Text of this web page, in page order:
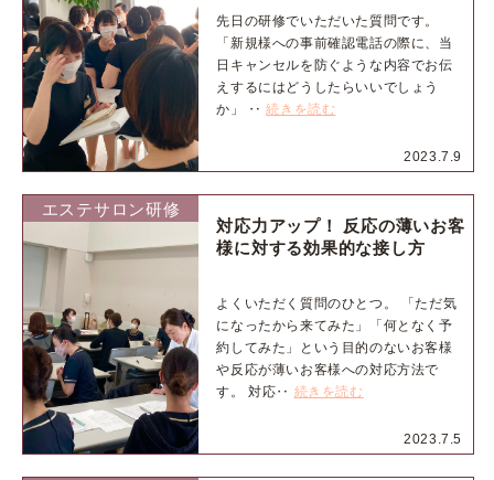
2023.7.9
先日の研修でいただいた質問です。
「新規様への事前確認電話の際に、当
日キャンセルを防ぐような内容でお伝
えするにはどうしたらいいでしょう
か」 ‥続きを読む
エステサロン研修
2023.7.5
対応力アップ！ 反応の薄いお客
様に対する効果的な接し方
よくいただく質問のひとつ。 「ただ気
になったから来てみた」「何となく予
約してみた」という目的のないお客様
や反応が薄いお客様への対応方法で
す。 対応‥ 続きを読む